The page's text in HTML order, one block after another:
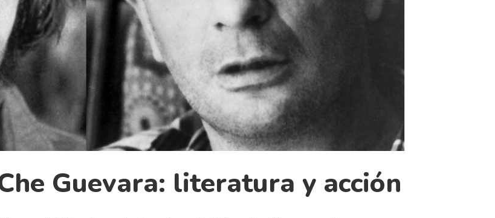
los libros
Personaje
Personajes secundarios
Turismo accidental
Vidas paralelas
Voces y lecturas
Guevara: literatura y acción